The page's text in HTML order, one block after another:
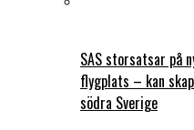
SAS storsatsar på
flygplats – kan
södra Sverige